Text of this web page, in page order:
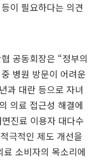
이 필요하다는 의견
공동회장은 “정부의
병원 방문이 어려운
과 대란 등으로 자녀
의료 접근성 해결에
진료 이용자 대다수
극적인 제도 개선을
소비자의 목소리에